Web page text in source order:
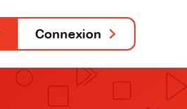
Connexion